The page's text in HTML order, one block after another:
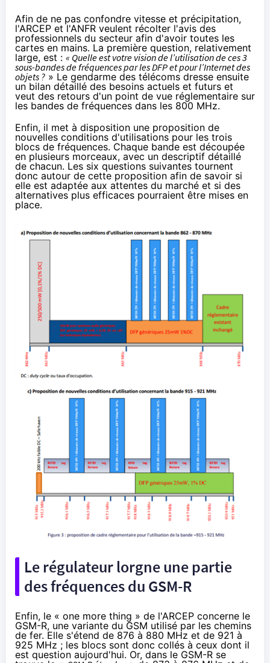
Afin de ne pas confondre vitesse et précipitation,
l'ARCEP et l'ANFR veulent récolter l'avis des
professionnels du secteur afin d'avoir toutes les
cartes en mains. La première question, relativement
large, est : « Quelle est votre vision de l’utilisation de ces 3
sous-bandes de fréquences par les DFP et pour l’Internet des
objets ? » Le gendarme des télécoms dresse ensuite
un bilan détaillé des besoins actuels et futurs et
veut des retours d'un point de vue réglementaire sur
les bandes de fréquences dans les 800 MHz.
Enfin, il met à disposition une proposition de
nouvelles conditions d'utilisations pour les trois
blocs de fréquences. Chaque bande est découpée
en plusieurs morceaux, avec un descriptif détaillé
de chacun. Les six questions suivantes tournent
donc autour de cette proposition afin de savoir si
elle est adaptée aux attentes du marché et si des
alternatives plus efficaces pourraient être mises en
place.
Le régulateur lorgne une partie
des fréquences du GSM-R
Enfin, le « one more thing » de l'ARCEP concerne le
GSM-R, une variante du GSM utilisé par les chemins
de fer. Elle s'étend de 876 à 880 MHz et de 921 à
925 MHz ; les blocs sont donc collés à ceux dont il
est question aujourd'hui. Or, dans le GSM-R se